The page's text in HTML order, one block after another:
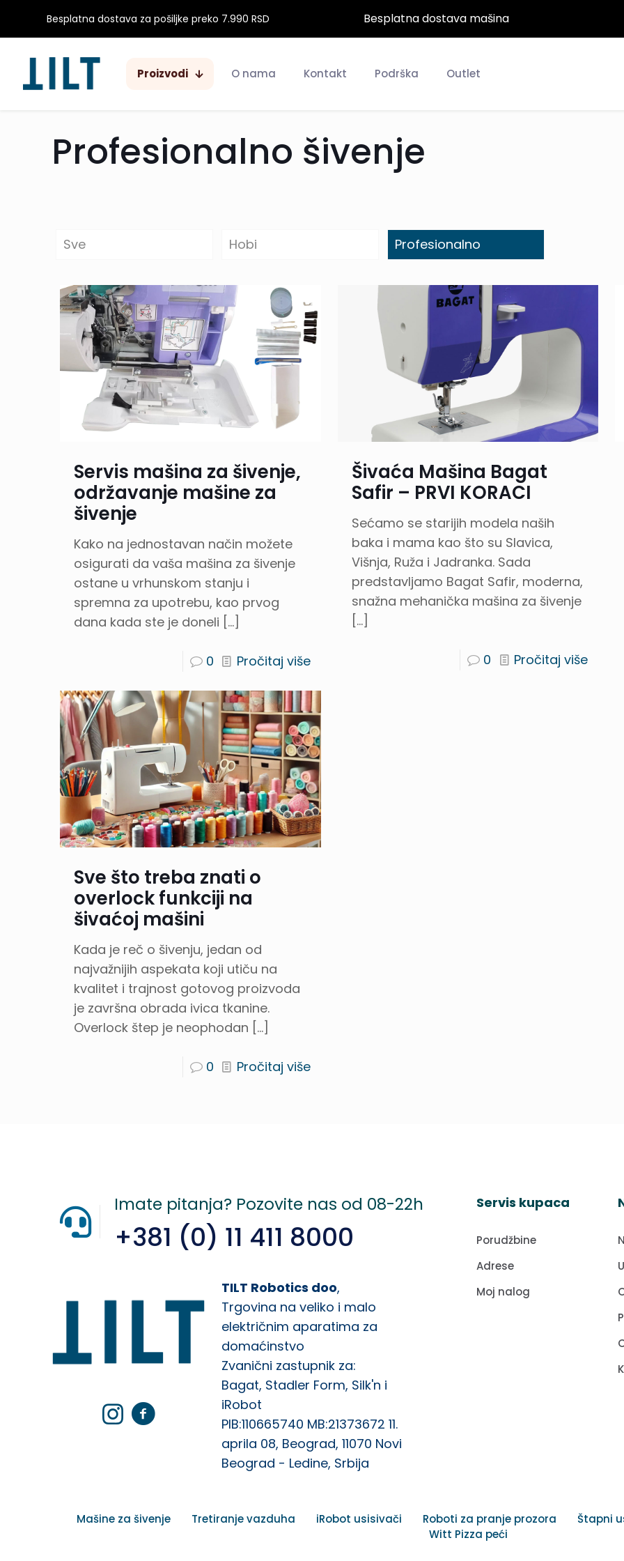
Besplatna dostava za pošiljke preko 7.990 RSD Besplatna dostava mašina
Proizvodi O nama Kontakt Podrška Outlet
Profesionalno šivenje
Sve Hobi Profesionalno
Servis mašina za šivenje,
održavanje mašine za
šivenje
Kako na jednostavan način možete
osigurati da vaša mašina za šivenje
ostane u vrhunskom stanju i
spremna za upotrebu, kao prvog
dana kada ste je doneli […]
0 Pročitaj više
Šivaća Mašina Bagat
Safir – PRVI KORACI
Sećamo se starijih modela naših
baka i mama kao što su Slavica,
Višnja, Ruža i Jadranka. Sada
predstavljamo Bagat Safir, moderna,
snažna mehanička mašina za šivenje
[…]
0 Pročitaj više
Sve što treba znati o
overlock funkciji na
šivaćoj mašini
Kada je reč o šivenju, jedan od
najvažnijih aspekata koji utiču na
kvalitet i trajnost gotovog proizvoda
je završna obrada ivica tkanine.
Overlock štep je neophodan […]
0 Pročitaj više
Imate pitanja? Pozovite nas od 08-22h
+381 (0) 11 411 8000
TILT Robotics doo,
Trgovina na veliko i malo
električnim aparatima za
domaćinstvo
Zvanični zastupnik za:
Bagat, Stadler Form, Silk'n i
iRobot
PIB:110665740 MB:21373672 11.
aprila 08, Beograd, 11070 Novi
Beograd - Ledine, Srbija
Servis kupaca
Porudžbine
Adrese
Moj nalog
Mašine za šivenje Tretiranje vazduha iRobot usisivači Roboti za pranje prozora Štapni
Witt Pizza peći